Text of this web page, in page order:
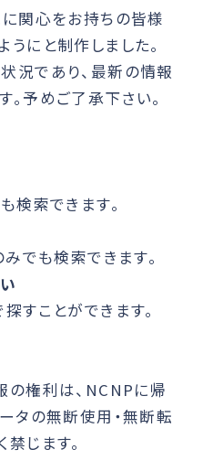
に関心をお持ちの皆様
にと制作しました。
況であり、最新の情報
予めご了承下さい。
検索できます。
でも検索できます。
すことができます。
の権利は、NCNPに帰
タの無断使用・無断転
じます。